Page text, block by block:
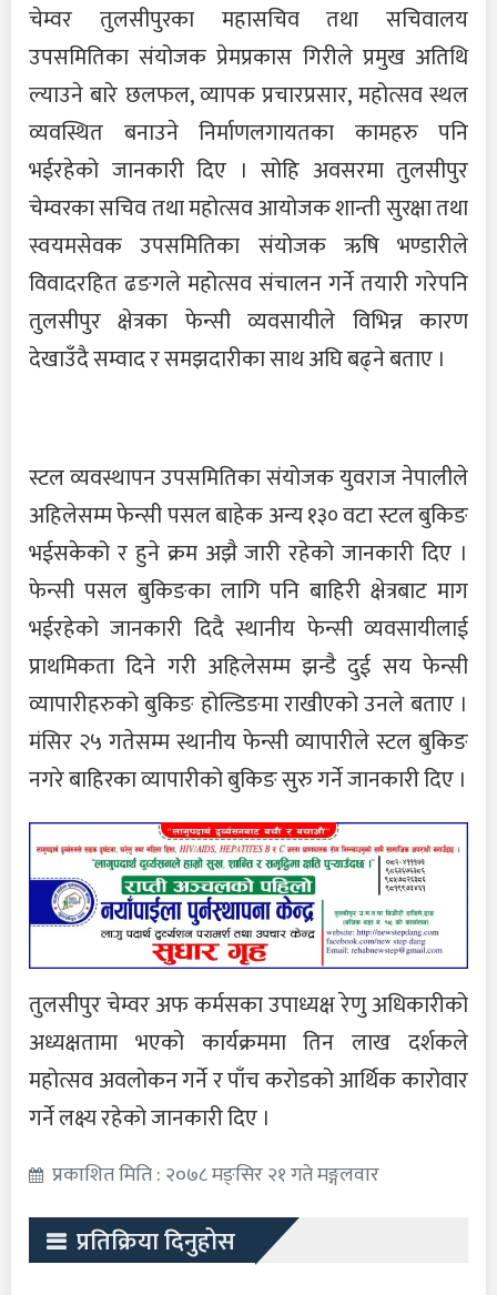
चेम्वर तुलसीपुरका महासचिव तथा सचिवालय
उपसमितिका संयोजक प्रेमप्रकास गिरीले प्रमुख अतिथि
ल्याउने बारे छलफल, व्यापक प्रचारप्रसार, महोत्सव स्थल
व्यवस्थित बनाउने निर्माणलगायतका कामहरु पनि
भईरहेको जानकारी दिए । सोहि अवसरमा तुलसीपुर
चेम्वरका सचिव तथा महोत्सव आयोजक शान्ती सुरक्षा तथा
स्वयमसेवक उपसमितिका संयोजक ऋषि भण्डारीले
विवादरहित ढङगले महोत्सव संचालन गर्ने तयारी गरेपनि
तुलसीपुर क्षेत्रका फेन्सी व्यवसायीले विभिन्न कारण
देखाउँदै सम्वाद र समझदारीका साथ अघि बढ्ने बताए ।
स्टल व्यवस्थापन उपसमितिका संयोजक युवराज नेपालीले
अहिलेसम्म फेन्सी पसल बाहेक अन्य १३० वटा स्टल बुकिङ
भईसकेको र हुने क्रम अझै जारी रहेको जानकारी दिए ।
फेन्सी पसल बुकिङका लागि पनि बाहिरी क्षेत्रबाट माग
भईरहेको जानकारी दिदै स्थानीय फेन्सी व्यवसायीलाई
प्राथमिकता दिने गरी अहिलेसम्म झन्डै दुई सय फेन्सी
व्यापारीहरुको बुकिङ होल्डिङमा राखीएको उनले बताए ।
मंसिर २५ गतेसम्म स्थानीय फेन्सी व्यापारीले स्टल बुकिङ
नगरे बाहिरका व्यापारीको बुकिङ सुरु गर्ने जानकारी दिए ।
तुलसीपुर चेम्वर अफ कर्मसका उपाध्यक्ष रेणु अधिकारीको
अध्यक्षतामा भएको कार्यक्रममा तिन लाख दर्शकले
महोत्सव अवलोकन गर्ने र पाँच करोडको आर्थिक कारोवार
गर्ने लक्ष्य रहेको जानकारी दिए ।
प्रकाशित मिति : २०७८ मङ्सिर २१ गते मङ्गलवार
प्रतिक्रिया दिनुहोस